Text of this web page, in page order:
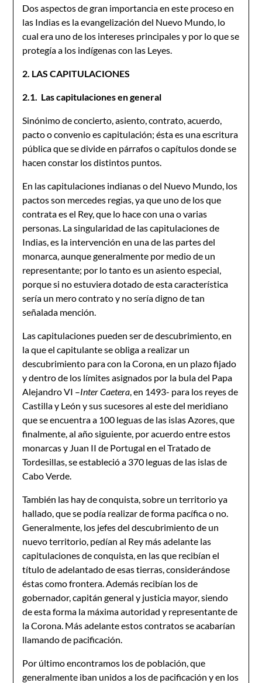
Dos aspectos de gran importancia en este proceso en
las Indias es la evangelización del Nuevo Mundo, lo
cual era uno de los intereses principales y por lo que se
protegía a los indígenas con las Leyes.
2. LAS CAPITULACIONES
2.1. Las capitulaciones en general
Sinónimo de concierto, asiento, contrato, acuerdo,
pacto o convenio es capitulación; ésta es una escritura
pública que se divide en párrafos o capítulos donde se
hacen constar los distintos puntos.
En las capitulaciones indianas o del Nuevo Mundo, los
pactos son mercedes regias, ya que uno de los que
contrata es el Rey, que lo hace con una o varias
personas. La singularidad de las capitulaciones de
Indias, es la intervención en una de las partes del
monarca, aunque generalmente por medio de un
representante; por lo tanto es un asiento especial,
porque si no estuviera dotado de esta característica
sería un mero contrato y no sería digno de tan
señalada mención.
Las capitulaciones pueden ser de descubrimiento, en
la que el capitulante se obliga a realizar un
descubrimiento para con la Corona, en un plazo fijado
y dentro de los límites asignados por la bula del Papa
Alejandro VI –Inter Caetera, en 1493- para los reyes de
Castilla y León y sus sucesores al este del meridiano
que se encuentra a 100 leguas de las islas Azores, que
finalmente, al año siguiente, por acuerdo entre estos
monarcas y Juan II de Portugal en el Tratado de
Tordesillas, se estableció a 370 leguas de las islas de
Cabo Verde.
También las hay de conquista, sobre un territorio ya
hallado, que se podía realizar de forma pacífica o no.
Generalmente, los jefes del descubrimiento de un
nuevo territorio, pedían al Rey más adelante las
capitulaciones de conquista, en las que recibían el
título de adelantado de esas tierras, considerándose
éstas como frontera. Además recibían los de
gobernador, capitán general y justicia mayor, siendo
de esta forma la máxima autoridad y representante de
la Corona. Más adelante estos contratos se acabarían
llamando de pacificación.
Por último encontramos los de población, que
generalmente iban unidos a los de pacificación y en los